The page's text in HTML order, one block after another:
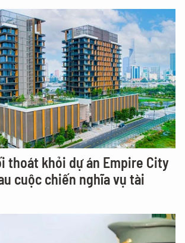
thoát khỏi dự án Empire City
cuộc chiến nghĩa vụ tài